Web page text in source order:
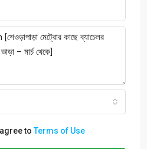
toTerms of Use